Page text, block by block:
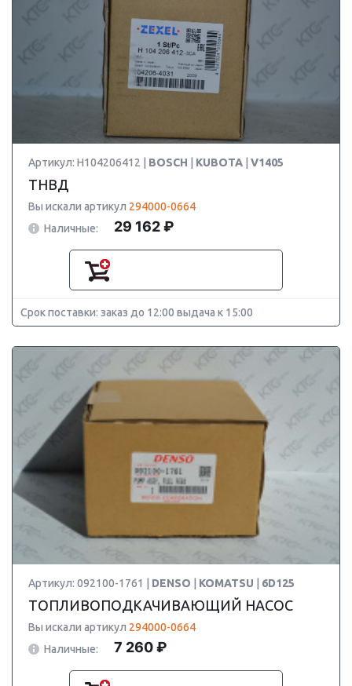
Артикул: H104206412 | BOSCH KUBOTA V1405
ТНВД
Вы искали артикул 294000-0664
Наличные:
29 162 ₽
Срок поставки: заказ до 12:00 выдача к 15:00
Артикул: 092100-1761 | DENSO KOMATSU 6D125
ТОПЛИВОПОДКАЧИВАЮЩИЙ НАСОС
Вы искали артикул 294000-0664
Наличные:
7 260 ₽